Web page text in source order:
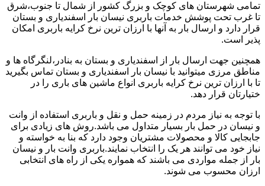
تمامی شهرستان های کوچک و بزرگ کشور از شمال تا جنوب،شرق
تا غرب تحت پوشش خدمات باربری نیسان بار اسفندیاری و بستان
قرار دارد و ارسال بار به آنها با ارزان ترین نرخ کرایه باربری امکان
پذیر است.
همچنین جهت ارسال بار از اسفندیاری و بستان به بنادر،لنگرگاه ها و
مناطق مرزی میتوانید با نیسان بار اسفندیاری و بستان تماس بگیرید
تا با ارزان ترین نرخ کرایه باربری انواع ماشین های باری را در
ختیارتان قرار دهد.
با توجه به نیاز مردم در زمینه حمل و نقل و باربری استفاده از وانت
و نیسان در حمل بار بسیار متداول می باشد.روش های زیادی برای
جابجایی کالا و محصولات مشتریان وجود دارد که بنا به خواسته و
نیاز خود می توانند هر یک را انتخاب نمایند.باربری وانت بار و نیسان
بار از جمله مواردی می باشند که همواره یکی از راه های انتخابی
ارزان محسوب می شوند.